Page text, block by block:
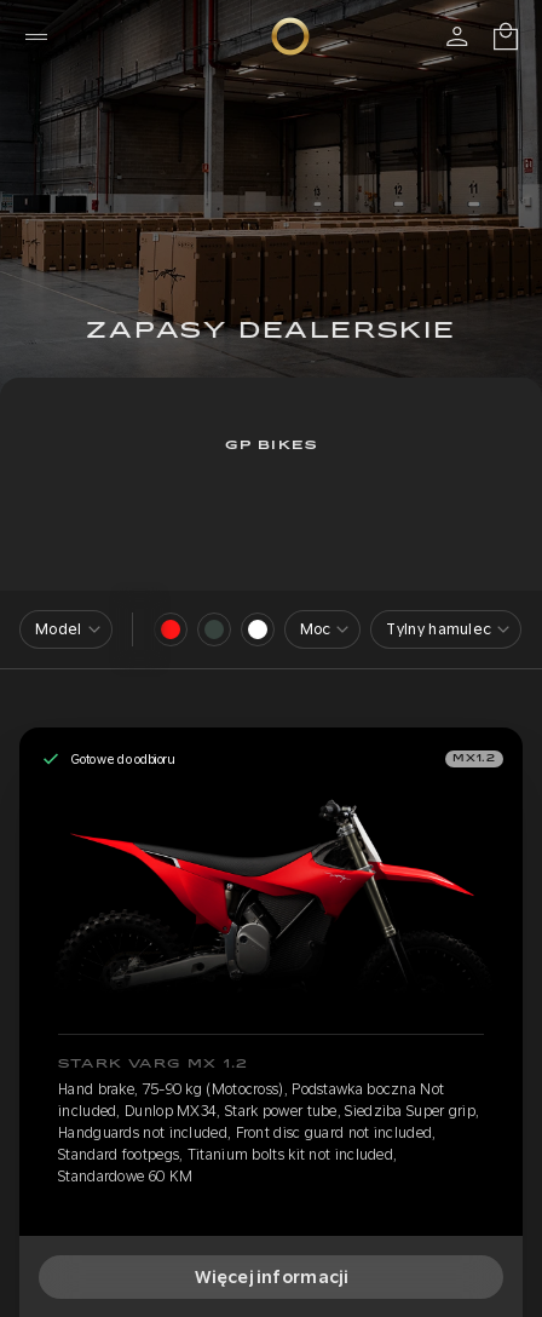
ZAPASY DEALERSKIE
GP BIKES
Model Moc Tylny hamulec
Gotowe do odbioru MX1.2
STARK VARG MX 1.2
Hand brake, 75-90 kg (Motocross), Podstawka boczna Not
included, Dunlop MX34, Stark power tube, Siedziba Super grip,
Handguards not included, Front disc guard not included,
Standard footpegs, Titanium bolts kit not included,
Standardowe 60 KM
Więcej informacji